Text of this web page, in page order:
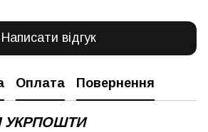
Написати відгук
Оплата Повернення
УКРПОШТИ